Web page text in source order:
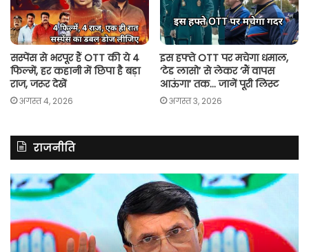
सस्पेंस से भरपूर हैं OTT की ये 4
फिल्में, हर कहानी में छिपा है बड़ा
राज, जरूर देखें
अगस्त 4, 2026
इस हफ्ते OTT पर मचेगा धमाल,
‘टेड लासो’ से लेकर ‘मैं वापस
आऊंगा’ तक… जानें पूरी लिस्ट
अगस्त 3, 2026
राजनीति
असम
में
दर्ज
मामले
में